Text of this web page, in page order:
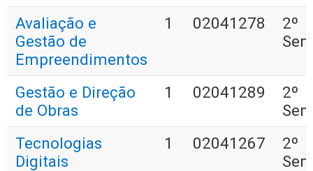
Avaliação e
Gestão de
Empreendimentos
1 02041278
2º
Gestão e Direção
de Obras
1 02041289
2º
Tecnologias
Digitais
1 02041267
2º